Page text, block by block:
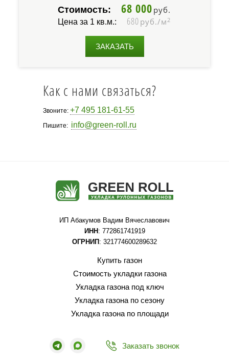
Стоимость: 68 000 руб.
Цена за 1 кв.м.: 680 руб./м 2
ЗАКАЗАТЬ
Как с нами связаться?
Звоните: +7 495 181-61-55
Пишите: info@green-roll.ru
ИП Абакумов Вадим Вячеславович
ИНН : 772861741919
ОГРНИП : 321774600289632
Купить газон
Стоимость укладки газона
Укладка газона под ключ
Укладка газона по сезону
Укладка газона по площади
Заказать звонок